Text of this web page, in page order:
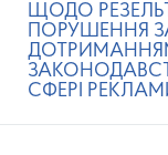
ЩОДО
ПОРУШЕННЯ
СФЕРІ